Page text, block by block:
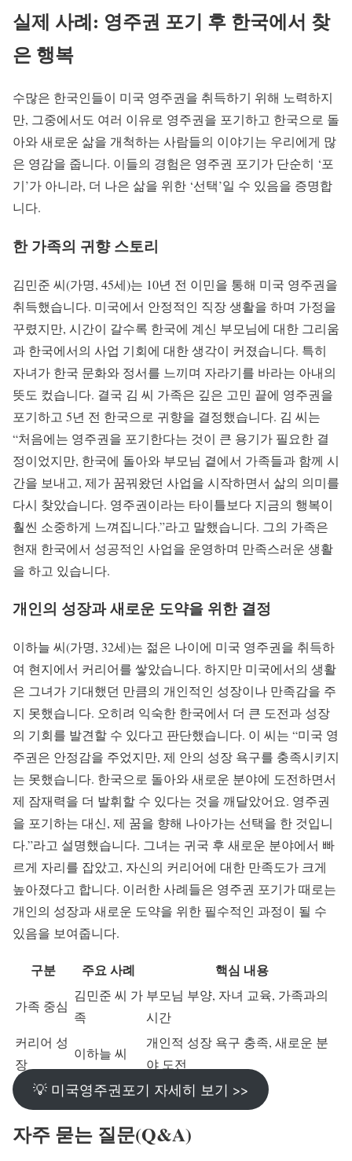
실제 사례: 영주권 포기 후 한국에서 찾
은 행복
수많은 한국인들이 미국 영주권을 취득하기 위해 노력하지
만, 그중에서도 여러 이유로 영주권을 포기하고 한국으로 돌
아와 새로운 삶을 개척하는 사람들의 이야기는 우리에게 많
은 영감을 줍니다. 이들의 경험은 영주권 포기가 단순히 ‘포
기’가 아니라, 더 나은 삶을 위한 ‘선택’일 수 있음을 증명합
니다.
한 가족의 귀향 스토리
김민준 씨(가명, 45세)는 10년 전 이민을 통해 미국 영주권을
취득했습니다. 미국에서 안정적인 직장 생활을 하며 가정을
꾸렸지만, 시간이 갈수록 한국에 계신 부모님에 대한 그리움
과 한국에서의 사업 기회에 대한 생각이 커졌습니다. 특히
자녀가 한국 문화와 정서를 느끼며 자라기를 바라는 아내의
뜻도 컸습니다. 결국 김 씨 가족은 깊은 고민 끝에 영주권을
포기하고 5년 전 한국으로 귀향을 결정했습니다. 김 씨는
“처음에는 영주권을 포기한다는 것이 큰 용기가 필요한 결
정이었지만, 한국에 돌아와 부모님 곁에서 가족들과 함께 시
간을 보내고, 제가 꿈꿔왔던 사업을 시작하면서 삶의 의미를
다시 찾았습니다. 영주권이라는 타이틀보다 지금의 행복이
훨씬 소중하게 느껴집니다.”라고 말했습니다. 그의 가족은
현재 한국에서 성공적인 사업을 운영하며 만족스러운 생활
을 하고 있습니다.
개인의 성장과 새로운 도약을 위한 결정
이하늘 씨(가명, 32세)는 젊은 나이에 미국 영주권을 취득하
여 현지에서 커리어를 쌓았습니다. 하지만 미국에서의 생활
은 그녀가 기대했던 만큼의 개인적인 성장이나 만족감을 주
지 못했습니다. 오히려 익숙한 한국에서 더 큰 도전과 성장
의 기회를 발견할 수 있다고 판단했습니다. 이 씨는 “미국 영
주권은 안정감을 주었지만, 제 안의 성장 욕구를 충족시키지
는 못했습니다. 한국으로 돌아와 새로운 분야에 도전하면서
제 잠재력을 더 발휘할 수 있다는 것을 깨달았어요. 영주권
을 포기하는 대신, 제 꿈을 향해 나아가는 선택을 한 것입니
다.”라고 설명했습니다. 그녀는 귀국 후 새로운 분야에서 빠
르게 자리를 잡았고, 자신의 커리어에 대한 만족도가 크게
높아졌다고 합니다. 이러한 사례들은 영주권 포기가 때로는
개인의 성장과 새로운 도약을 위한 필수적인 과정이 될 수
있음을 보여줍니다.
구분 주요 사례 핵심 내용
가족 중심
김민준 씨 가
족
부모님 부양, 자녀 교육, 가족과의
시간
커리어 성
장
이하늘 씨
개인적 성장 욕구 충족, 새로운 분
야 도전
💡 미국영주권포기 자세히 보기 >>
자주 묻는 질문(Q&A)